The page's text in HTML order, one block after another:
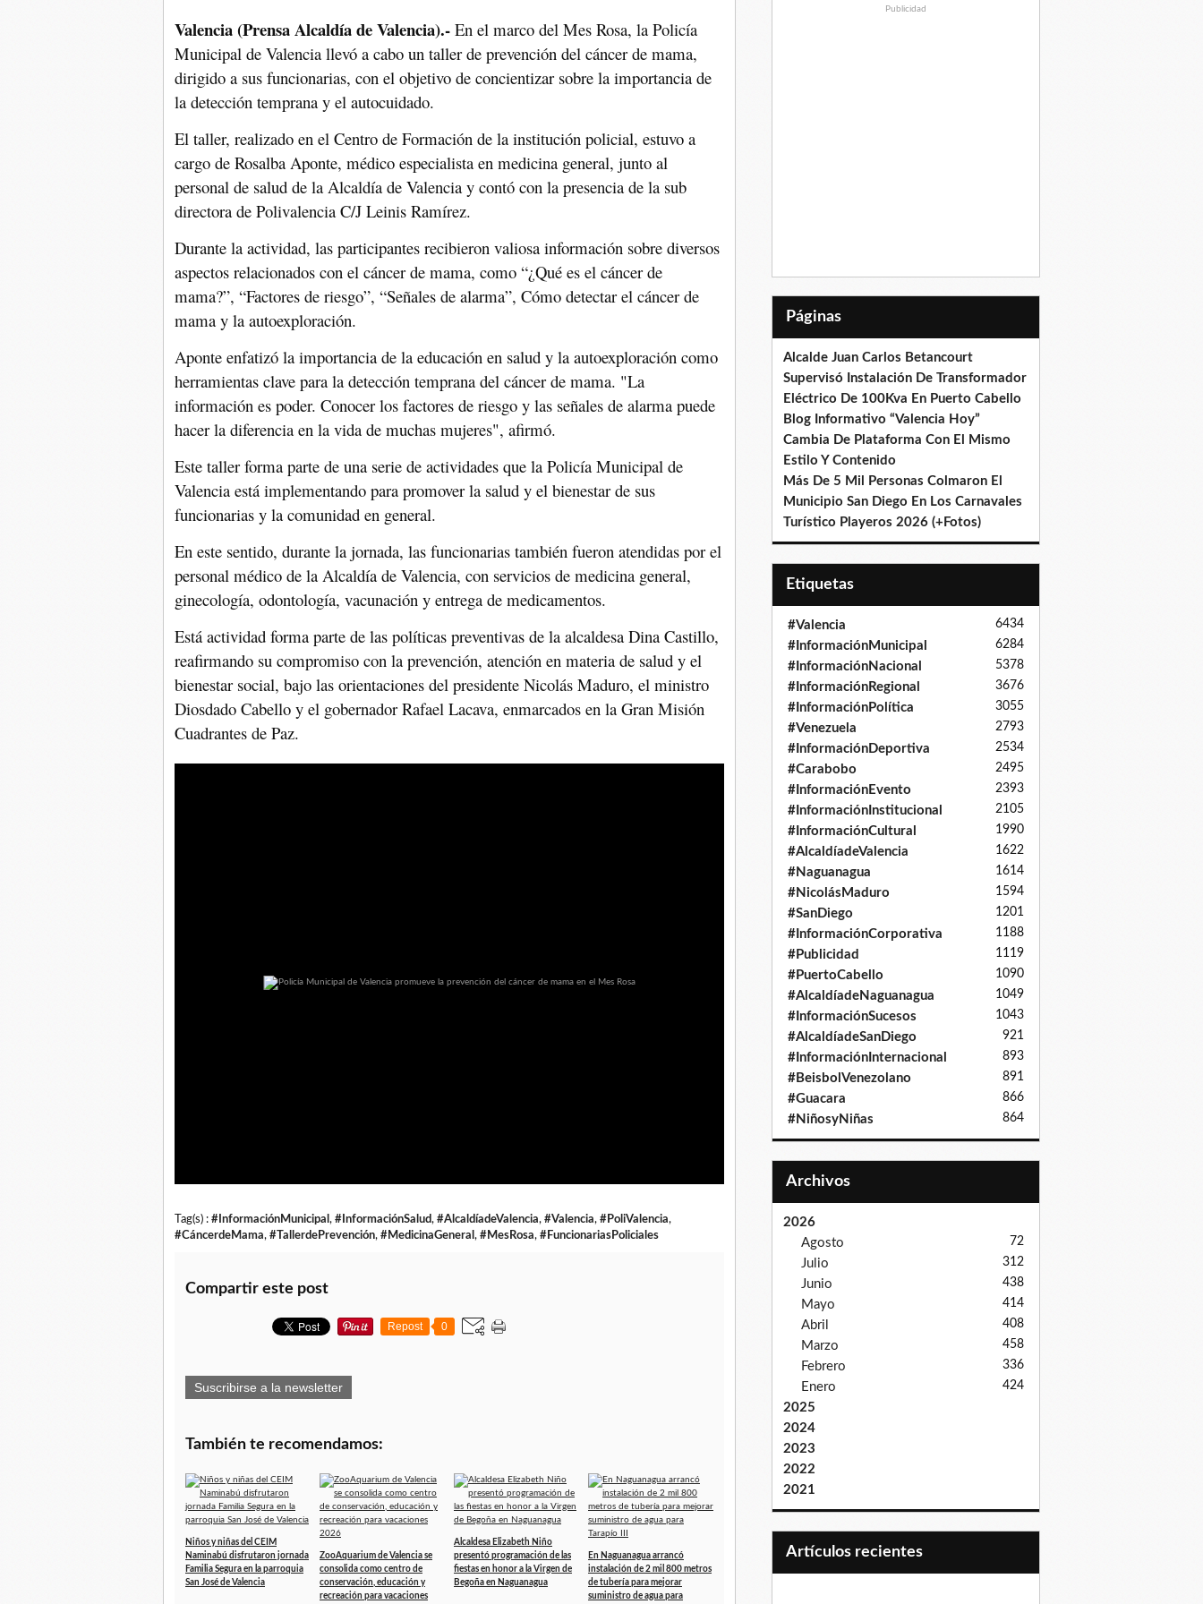
Valencia (Prensa Alcaldía de Valencia).- En el marco del Mes Rosa, la Policía
Municipal de Valencia llevó a cabo un taller de prevención del cáncer de mama,
dirigido a sus funcionarias, con el objetivo de concientizar sobre la importancia de
la detección temprana y el autocuidado.
El taller, realizado en el Centro de Formación de la institución policial, estuvo a
cargo de Rosalba Aponte, médico especialista en medicina general, junto al
personal de salud de la Alcaldía de Valencia y contó con la presencia de la sub
directora de Polivalencia C/J Leinis Ramírez.
Durante la actividad, las participantes recibieron valiosa información sobre diversos
aspectos relacionados con el cáncer de mama, como “¿Qué es el cáncer de
mama?”, “Factores de riesgo”, “Señales de alarma”, Cómo detectar el cáncer de
mama y la autoexploración.
Aponte enfatizó la importancia de la educación en salud y la autoexploración como
herramientas clave para la detección temprana del cáncer de mama. "La
información es poder. Conocer los factores de riesgo y las señales de alarma puede
hacer la diferencia en la vida de muchas mujeres", afirmó.
Este taller forma parte de una serie de actividades que la Policía Municipal de
Valencia está implementando para promover la salud y el bienestar de sus
funcionarias y la comunidad en general.
En este sentido, durante la jornada, las funcionarias también fueron atendidas por el
personal médico de la Alcaldía de Valencia, con servicios de medicina general,
ginecología, odontología, vacunación y entrega de medicamentos.
Está actividad forma parte de las políticas preventivas de la alcaldesa Dina Castillo,
reafirmando su compromiso con la prevención, atención en materia de salud y el
bienestar social, bajo las orientaciones del presidente Nicolás Maduro, el ministro
Diosdado Cabello y el gobernador Rafael Lacava, enmarcados en la Gran Misión
Cuadrantes de Paz.
Tag(s) : #InformaciónMunicipal , #InformaciónSalud, #AlcaldíadeValencia, #Valencia, #PoliValencia,
#CáncerdeMama, #TallerdePrevención, #MedicinaGeneral , #MesRosa, #FuncionariasPoliciales
Compartir este post
Repost 0
Suscribirse a la newsletter
También te recomendamos:
Niños y niñas del CEIM
Naminabú disfrutaron jornada
Familia Segura en la parroquia
San José de Valencia
ZooAquarium de Valencia se
consolida como centro de
conservación, educación y
recreación para vacaciones
Alcaldesa Elizabeth Niño
presentó programación de las
fiestas en honor a la Virgen de
Begoña en Naguanagua
En Naguanagua arrancó
instalación de 2 mil 800 metros
de tubería para mejorar
suministro de agua para
Publicidad
Páginas
Alcalde Juan Carlos Betancourt
Supervisó Instalación De Transformador
Eléctrico De 100Kva En Puerto Cabello
Blog Informativo “Valencia Hoy”
Cambia De Plataforma Con El Mismo
Estilo Y Contenido
Más De 5 Mil Personas Colmaron El
Municipio San Diego En Los Carnavales
Turístico Playeros 2026 (+Fotos)
Etiquetas
#Valencia 6434
#InformaciónMunicipal 6284
#InformaciónNacional 5378
#InformaciónRegional 3676
#InformaciónPolítica 3055
#Venezuela 2793
#InformaciónDeportiva 2534
#Carabobo 2495
#InformaciónEvento 2393
#InformaciónInstitucional 2105
#InformaciónCultural 1990
#AlcaldíadeValencia 1622
#Naguanagua 1614
#NicolásMaduro 1594
#SanDiego 1201
#InformaciónCorporativa 1188
#Publicidad 1119
#PuertoCabello 1090
#AlcaldíadeNaguanagua 1049
#InformaciónSucesos 1043
#AlcaldíadeSanDiego 921
#InformaciónInternacional 893
#BeisbolVenezolano 891
#Guacara 866
#NiñosyNiñas 864
Archivos
2026
Agosto
72
Julio 312
Junio 438
Mayo 414
Abril 408
Marzo 458
Febrero 336
Enero 424
2025
2024
2023
2022
2021
Artículos recientes